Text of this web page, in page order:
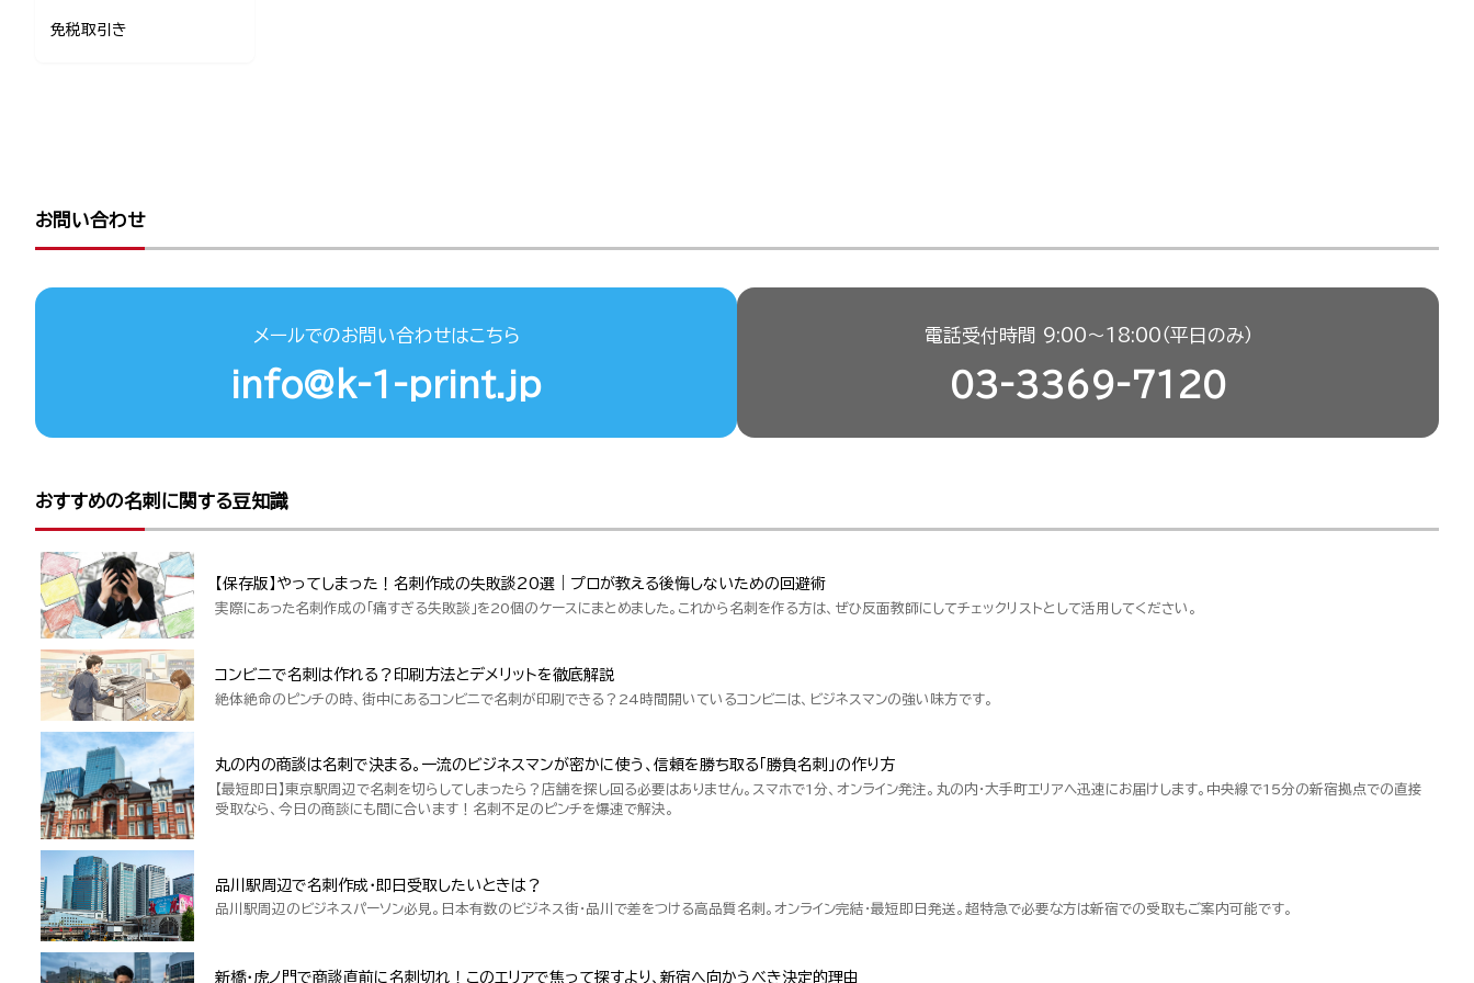
免税取引き
お問い合わせ
メールでのお問い合わせはこちら
info@k-1-print.jp
電話受付時間 9:00〜18:00（平日のみ）
03-3369-7120
おすすめの名刺に関する豆知識
【保存版】やってしまった！名刺作成の失敗談20選｜プロが教える後悔しないための回避術
実際にあった名刺作成の「痛すぎる失敗談」を20個のケースにまとめました。これから名刺を作る方は、ぜひ反面教師にしてチェックリストとして活用してください。
コンビニで名刺は作れる？印刷方法とデメリットを徹底解説
絶体絶命のピンチの時、街中にあるコンビニで名刺が印刷できる？24時間開いているコンビニは、ビジネスマンの強い味方です。
丸の内の商談は名刺で決まる。一流のビジネスマンが密かに使う、信頼を勝ち取る「勝負名刺」の作り方
【最短即日】東京駅周辺で名刺を切らしてしまったら？店舗を探し回る必要はありません。スマホで1分、オンライン発注。丸の内・大手町エリアへ迅速にお届けします。中央線で15分の新宿拠点での直接
受取なら、今日の商談にも間に合います！名刺不足のピンチを爆速で解決。
品川駅周辺で名刺作成・即日受取したいときは？
品川駅周辺のビジネスパーソン必見。日本有数のビジネス街・品川で差をつける高品質名刺。オンライン完結・最短即日発送。超特急で必要な方は新宿での受取もご案内可能です。
新橋・虎ノ門で商談直前に名刺切れ！このエリアで焦って探すより、新宿へ向かうべき決定的理由